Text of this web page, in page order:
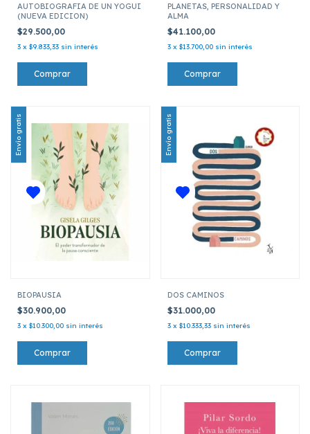
AUTOBIOGRAFIA DE UN YOGUI
(NUEVA EDICION)
$29.500,00
3 x $9.833,33 sin interés
PLANETAS, PERSONALIDAD Y
ALMA
$41.100,00
3 x $13.700,00 sin interés
Envío gratis
BIOPAUSIA
$30.900,00
3 x $10.300,00 sin interés
Envío gratis
DOS CAMINOS
$31.000,00
3 x $10.333,33 sin interés